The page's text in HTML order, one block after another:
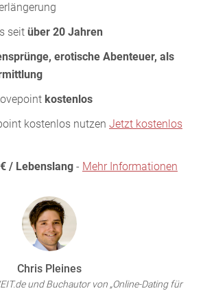
seit über 20 Jahren
erotische Abenteuer, als
kostenlos
kostenlos nutzen Jetzt kostenlos
/ Lebenslang - Mehr Informationen
Chris Pleines
und Buchautor von „Online-Dating für